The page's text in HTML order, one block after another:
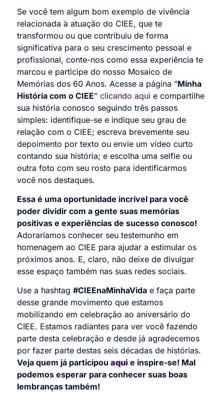
Se você tem algum bom exemplo de vivência
relacionada à atuação do CIEE, que te
transformou ou que contribuiu de forma
significativa para o seu crescimento pessoal e
profissional, conte-nos como essa experiência te
marcou e participe do nosso Mosaico de
Memórias dos 60 Anos. Acesse a página “Minha
História com o CIEE” clicando aqui e compartilhe
sua história conosco seguindo três passos
simples: identifique-se e indique seu grau de
relação com o CIEE; escreva brevemente seu
depoimento por texto ou envie um vídeo curto
contando sua história; e escolha uma selfie ou
outra foto com seu rosto para identificarmos
você nos destaques.
Essa é uma oportunidade incrível para você
poder dividir com a gente suas memórias
positivas e experiências de sucesso conosco!
Adoraríamos conhecer seu testemunho em
homenagem ao CIEE para ajudar a estimular os
próximos anos. E, claro, não deixe de divulgar
esse espaço também nas suas redes sociais.
Use a hashtag #CIEEnaMinhaVida e faça parte
desse grande movimento que estamos
mobilizando em celebração ao aniversário do
CIEE. Estamos radiantes para ver você fazendo
parte desta celebração e desde já agradecemos
por fazer parte destas seis décadas de histórias.
Veja quem já participou aqui e inspire-se! Mal
podemos esperar para conhecer suas boas
lembranças também!